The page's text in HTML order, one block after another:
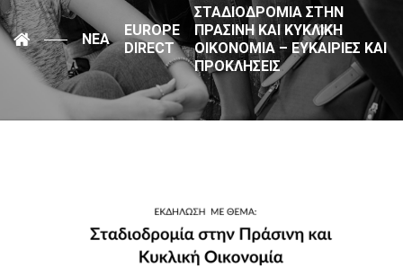
ΝΈΑ
EUROPE
DIRECT
ΣΤΑΔΙΟΔΡΟΜΊΑ ΣΤΗΝ
ΠΡΆΣΙΝΗ ΚΑΙ ΚΥΚΛΙΚΉ
ΟΙΚΟΝΟΜΊΑ – ΕΥΚΑΙΡΊΕΣ ΚΑΙ
ΠΡΟΚΛΉΣΕΙΣ